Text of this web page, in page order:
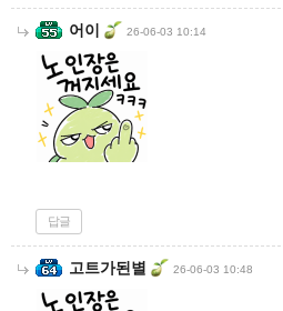
어이 26-06-03 10:14
답글
고트가된별 26-06-03 10:48